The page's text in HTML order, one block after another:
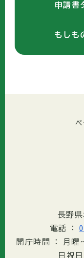
申請書
もしも
ペ
長野
電話
開庁時間
月曜
日祝